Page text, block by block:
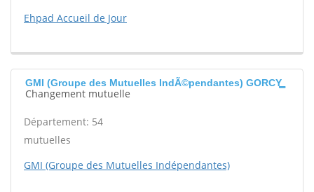
Ehpad Accueil de Jour
GMI (Groupe des Mutuelles IndÃ©pendantes) GORCY
Changement mutuelle
Département: 54
mutuelles
GMI (Groupe des Mutuelles Indépendantes)